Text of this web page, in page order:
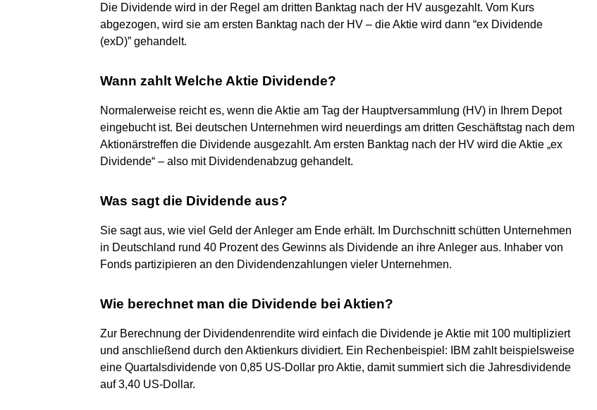
Die Dividende wird in der Regel am dritten Banktag nach der HV ausgezahlt. Vom Kurs
abgezogen, wird sie am ersten Banktag nach der HV – die Aktie wird dann “ex Dividende
(exD)” gehandelt.
Wann zahlt Welche Aktie Dividende?
Normalerweise reicht es, wenn die Aktie am Tag der Hauptversammlung (HV) in Ihrem Depot
eingebucht ist. Bei deutschen Unternehmen wird neuerdings am dritten Geschäftstag nach dem
Aktionärstreffen die Dividende ausgezahlt. Am ersten Banktag nach der HV wird die Aktie „ex
Dividende“ – also mit Dividendenabzug gehandelt.
Was sagt die Dividende aus?
Sie sagt aus, wie viel Geld der Anleger am Ende erhält. Im Durchschnitt schütten Unternehmen
in Deutschland rund 40 Prozent des Gewinns als Dividende an ihre Anleger aus. Inhaber von
Fonds partizipieren an den Dividendenzahlungen vieler Unternehmen.
Wie berechnet man die Dividende bei Aktien?
Zur Berechnung der Dividendenrendite wird einfach die Dividende je Aktie mit 100 multipliziert
und anschließend durch den Aktienkurs dividiert. Ein Rechenbeispiel: IBM zahlt beispielsweise
eine Quartalsdividende von 0,85 US-Dollar pro Aktie, damit summiert sich die Jahresdividende
auf 3,40 US-Dollar.